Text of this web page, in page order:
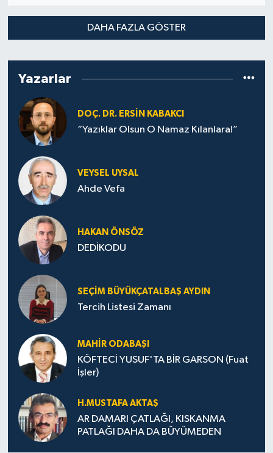
DAHA FAZLA GÖSTER
Yazarlar
DOÇ. DR. ERSIN KABAKCI
“Yazıklar Olsun O Namaz Kılanlara!”
VEYSEL UYSAL
Ahde Vefa
HA­KAN ÖN­SÖZ
DEDİKODU
SEÇIM BÜYÜKÇATALBAŞ AYDIN
Tercih Listesi Zamanı
MAHIR ODABAŞI
KÖFTECİ YUSUF'TA BİR GARSON (Fuat
İşler)
H.MUS­TA­FA AK­TAŞ
AR DAMARI ÇATLAĞI, KISKANMA
PATLAĞI DAHA DA BÜYÜMEDEN